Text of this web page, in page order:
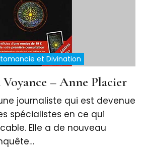
et Divination
– Anne Placier
journaliste qui est devenue
spécialistes en ce qui
Elle a de nouveau